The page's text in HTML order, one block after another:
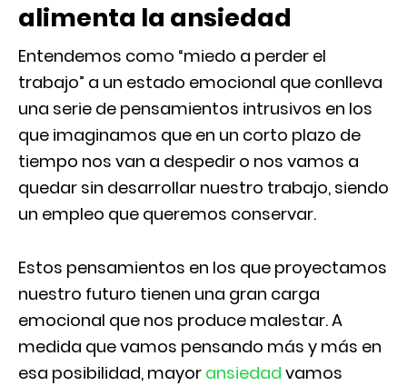
alimenta la ansiedad
Entendemos como “miedo a perder el
trabajo” a un estado emocional que conlleva
una serie de pensamientos intrusivos en los
que imaginamos que en un corto plazo de
tiempo nos van a despedir o nos vamos a
quedar sin desarrollar nuestro trabajo, siendo
un empleo que queremos conservar.
Estos pensamientos en los que proyectamos
nuestro futuro tienen una gran carga
emocional que nos produce malestar. A
medida que vamos pensando más y más en
esa posibilidad, mayor ansiedad vamos